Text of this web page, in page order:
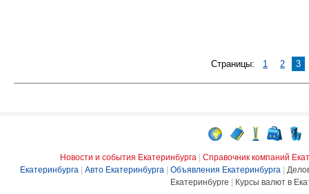
Страницы: 1 2 3
Новости и события Екатеринбурга
Справочник компаний
Екатеринбурга
Авто Екатеринбурга Объявления Екатеринбурга
Екатеринбурге
Курсы валют в